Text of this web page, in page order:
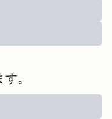
。